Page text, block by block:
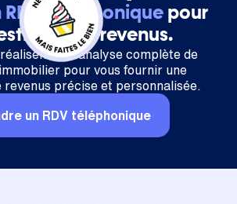
RDV téléphoniquepour
vos revenus.
une analyse complète de
pour vous fournir une
revenus précise et personnalisée.
un RDV téléphonique